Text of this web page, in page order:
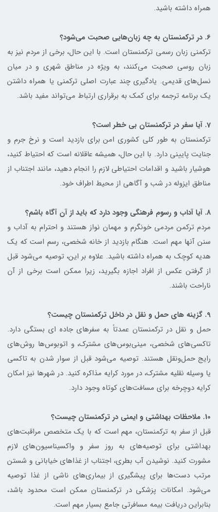
همراه داشته باشید.
6. در ترکمنستان به چه زبان‌هایی صحبت می‌شود؟
ترکمنی زبان رسمی ترکمنستان است. با این حال، برخی از مردم نیز به
زبان روسی صحبت می‌کنند، به ویژه در مناطق شهری و در میان
نسل‌های قدیمی. یادگیری چند عبارت اصلی ترکمنی یا همراه داشتن
یک برنامه ترجمه برای کمک به برقراری ارتباط می‌تواند مفید باشد.
7. آیا سفر در ترکمنستان بی خطر است؟
ترکمنستان به طور کلی کشوری امن برای بازدید است و نرخ جرم و
جنایت پایینی دارد. با این حال، همیشه عاقلانه است که احتیاط کنید،
هوشیار باشید و اقدامات احتیاطی لازم را انجام دهید، مانند اجتناب از
مناطق ایزوله در شب و آگاهی از محیط اطراف خود.
8. آیا آداب و رسوم فرهنگی وجود دارد که باید از آن آگاه باشم؟
مردم ترکمن مردمی خونگرم و مهمان نواز هستند و احترام به آداب و
سنن آنها مهم است. هنگام بازدید از خانه شخصی، رسم است که یک
هدیه کوچک به همراه داشته باشید. علاوه بر این، توصیه می‌شود قبل
از گرفتن عکس از افراد اجازه بگیرید، زیرا ممکن است برخی از آن
ناراحت باشند.
9. گزینه های حمل و نقل در داخل ترکمنستان چیست؟
حمل و نقل در ترکمنستان عمدتاً به سفرهای جاده ای بستگی دارد.
تاکسی‌های شخصی، مینی‌بوس‌های مشترک، و اتوبوس‌ها روش‌های
رایج حمل‌ونقل هستند. توصیه می‌شود قبل از سوار شدن به تاکسی
یا وسیله نقلیه مشترک، در مورد کرایه مذاکره کنید. در شهرها نیز امکان
کرایه دوچرخه برای مسافت‌های کوتاه وجود دارد.
10. ملاحظات بهداشتی و ایمنی در ترکمنستان چیست؟
قبل از سفر به ترکمنستان، مهم است که با یک متخصص مراقبت‌های
بهداشتی برای توصیه‌های به روز سفر و واکسیناسیون‌های لازم
مشورت کنید. نوشیدن آب بطری، اجتناب از غذاهای خیابانی و شستن
مرتب دست‌ها برای پیشگیری از بیماری‌های ناشی از غذا توصیه
می‌شود. امکانات پزشکی در ترکمنستان ممکن است محدود باشد،
بنابراین دریافت بیمه مسافرتی جامع بسیار مهم است.